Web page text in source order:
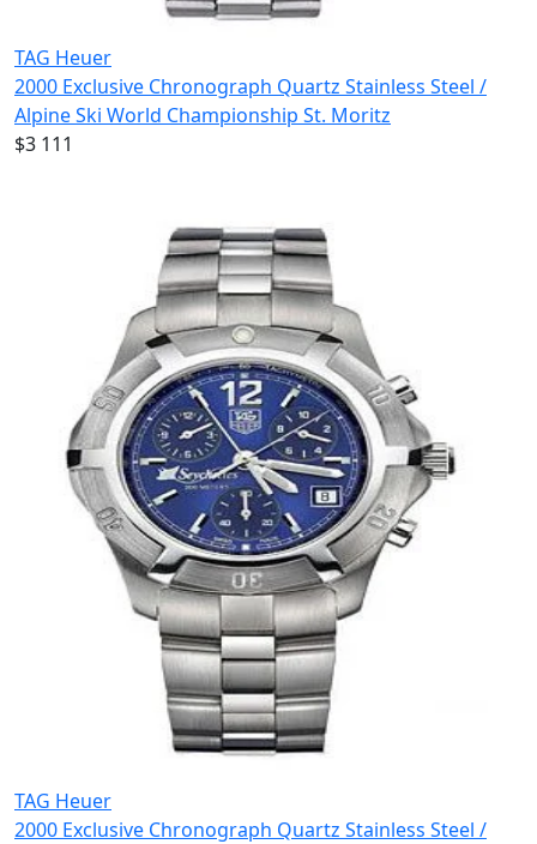
TAG Heuer
2000 Exclusive Chronograph Quartz Stainless Steel /
Alpine Ski World Championship St. Moritz
$3 111
TAG Heuer
2000 Exclusive Chronograph Quartz Stainless Steel /